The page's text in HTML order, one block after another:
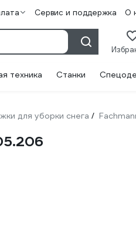
Сервис и поддержка О
техника Станки
для уборки снега /